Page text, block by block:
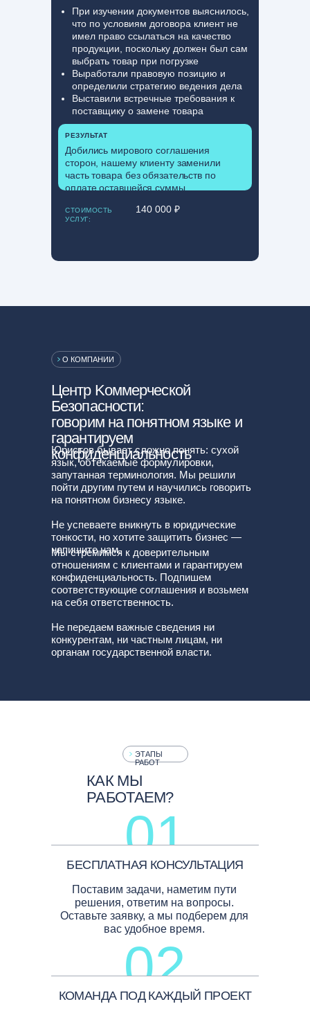
При изучении документов выяснилось,
что по условиям договора клиент не
имел право ссылаться на качество
продукции, поскольку должен был сам
выбрать товар при погрузке
Выработали правовую позицию и
определили стратегию ведения дела
Выставили встречные требования к
поставщику о замене товара
РЕЗУЛЬТАТ
Добились мирового соглашения
сторон, нашему клиенту заменили
часть товара без обязательств по
оплате оставшейся суммы.
140 000 ₽
СТОИМОСТЬ
УСЛУГ:
Центр Kоммерческой
Безопасности:
говорим на понятном языке и
гарантируем
конфиденциальность
Мы стремимся к доверительным
отношениям с клиентами и гарантируем
конфиденциальность. Подпишем
соответствующие соглашения и возьмем
на себя ответственность.
Не передаем важные сведения ни
конкурентам, ни частным лицам, ни
органам государственной власти.
Юристов бывает сложно понять: сухой
язык, обтекаемые формулировки,
запутанная терминология. Мы решили
пойти другим путем и научились говорить
на понятном бизнесу языке.
Не успеваете вникнуть в юридические
тонкости, но хотите защитить бизнес —
напишите нам.
О КОМПАНИИ
КАК МЫ
РАБОТАЕМ?
ЭТАПЫ
РАБОТ
02
01
Поставим задачи, наметим пути
решения, ответим на вопросы.
Оставьте заявку, а мы подберем для
вас удобное время.
БЕСПЛАТНАЯ КОНСУЛЬТАЦИЯ
КОМАНДА ПОД КАЖДЫЙ ПРОЕКТ